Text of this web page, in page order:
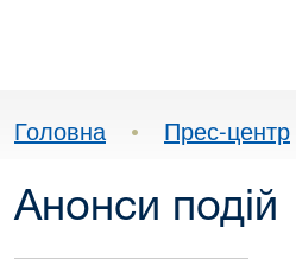
Головна • Прес-центр
Анонси подій